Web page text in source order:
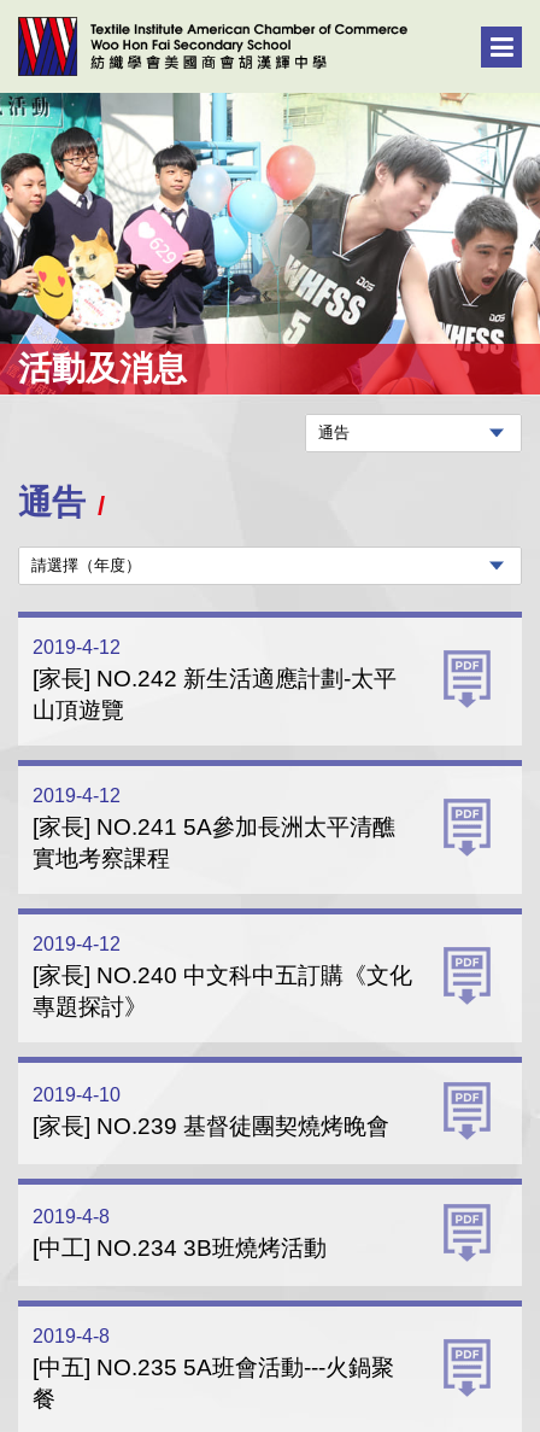
活動及消息
通告
2019-4-12
[家長] NO.242 新生活適應計劃-太平
山頂遊覽
2019-4-12
[家長] NO.241 5A參加長洲太平清醮
實地考察課程
2019-4-12
[家長] NO.240 中文科中五訂購《文化
專題探討》
2019-4-10
[家長] NO.239 基督徒團契燒烤晚會
2019-4-8
[中工] NO.234 3B班燒烤活動
2019-4-8
[中五] NO.235 5A班會活動---火鍋聚
餐